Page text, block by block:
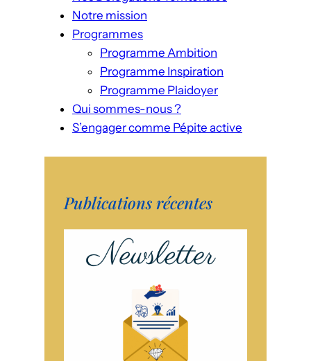
Notre mission
Programmes
Programme Ambition
Programme Inspiration
Programme Plaidoyer
Qui sommes-nous ?
S’engager comme Pépite active
Publications récentes